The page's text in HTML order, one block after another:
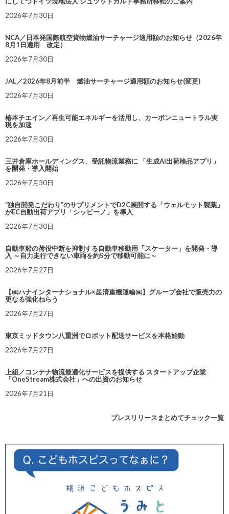
2026年7月30日
NCA／日本発国際航空貨物燃油サーチャージ適用額のお知らせ（2026年
8月1日適用 改定）
2026年7月30日
JAL／2026年8月前半 燃油サーチャージ適用額のお知らせ(変更)
2026年7月30日
椿本チエイン／再生可能エネルギーを活用し、カーボンニュートラル実
現を加速
2026年7月30日
三井倉庫ホールディングス、受託物流業務に 「生成AI出荷検品アプリ」
を開発・導入開始
2026年7月30日
“独自開発こだわり”のサプリメントでD2C展開する「ウェルモット製薬」
がEC自動出荷アプリ「シッピーノ」を導入
2026年7月30日
自動車船の荷役中断を抑制する自動車移動用「スケーター」を開発・導
入 ～自力走行できない車両を約5分で移動可能に～
2026年7月27日
【㈱ハナインターナショナル×星清重機運輸㈱】グループ会社で販売力の
更なる強化ねらう
2026年7月27日
東京ミッドタウン八重洲でロボット配送サービスを本格始動
2026年7月27日
上組／コンテナ物流最適化サービスを提供する スタートアップ企業
「OneStream株式会社」への出資のお知らせ
2026年7月21日
プレスリリースまとめてチェック一覧